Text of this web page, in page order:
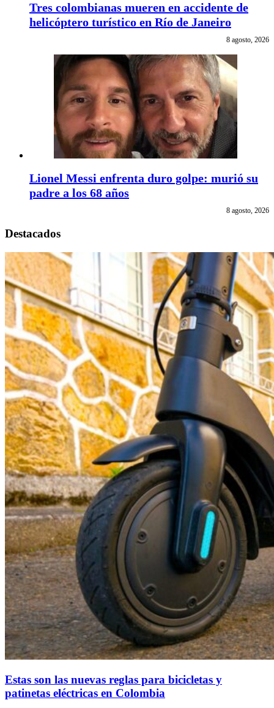
Tres colombianas mueren en accidente de
helicóptero turístico en Río de Janeiro
8 agosto, 2026
Lionel Messi enfrenta duro golpe: murió su
padre a los 68 años
8 agosto, 2026
Destacados
Estas son las nuevas reglas para bicicletas y
patinetas eléctricas en Colombia